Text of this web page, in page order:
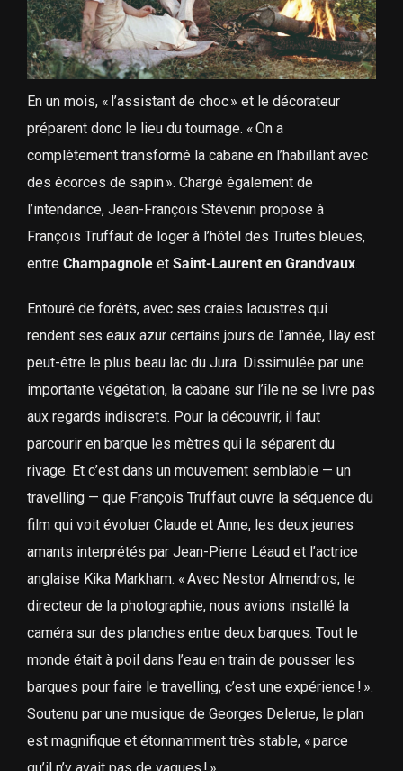
En un mois, « l’assistant de choc » et le décorateur
préparent donc le lieu du tournage. « On a
complètement transformé la cabane en l’habillant avec
des écorces de sapin ». Chargé également de
l’intendance, Jean-François Stévenin propose à
François Truffaut de loger à l’hôtel des Truites bleues,
entre Champagnoleet Saint-Laurent en Grandvaux.
Entouré de forêts, avec ses craies lacustres qui
rendent ses eaux azur certains jours de l’année, Ilay est
peut-être le plus beau lac du Jura. Dissimulée par une
importante végétation, la cabane sur l’île ne se livre pas
aux regards indiscrets. Pour la découvrir, il faut
parcourir en barque les mètres qui la séparent du
rivage. Et c’est dans un mouvement semblable — un
travelling — que François Truffaut ouvre la séquence du
film qui voit évoluer Claude et Anne, les deux jeunes
amants interprétés par Jean-Pierre Léaud et l’actrice
anglaise Kika Markham. « Avec Nestor Almendros, le
directeur de la photographie, nous avions installé la
caméra sur des planches entre deux barques. Tout le
monde était à poil dans l’eau en train de pousser les
barques pour faire le travelling, c’est une expérience ! ».
Soutenu par une musique de Georges Delerue, le plan
est magnifique et étonnamment très stable, « parce